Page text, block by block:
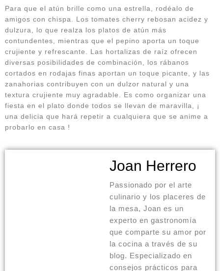
Para que el atún brille como una estrella, rodéalo de
amigos con chispa. Los tomates cherry rebosan acidez y
dulzura, lo que realza los platos de atún más
contundentes, mientras que el pepino aporta un toque
crujiente y refrescante. Las hortalizas de raíz ofrecen
diversas posibilidades de combinación, los rábanos
cortados en rodajas finas aportan un toque picante, y las
zanahorias contribuyen con un dulzor natural y una
textura crujiente muy agradable. Es como organizar una
fiesta en el plato donde todos se llevan de maravilla, ¡
una delicia que hará repetir a cualquiera que se anime a
probarlo en casa !
Joan Herrero
Passionado por el arte
culinario y los placeres de
la mesa, Joan es un
experto en gastronomía
que comparte su amor por
la cocina a través de su
blog. Especializado en
consejos prácticos para